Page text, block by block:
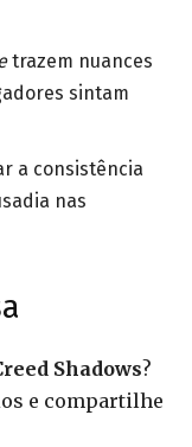
trazem nuances
sintam
a consistência
nas
Shadows?
e compartilhe